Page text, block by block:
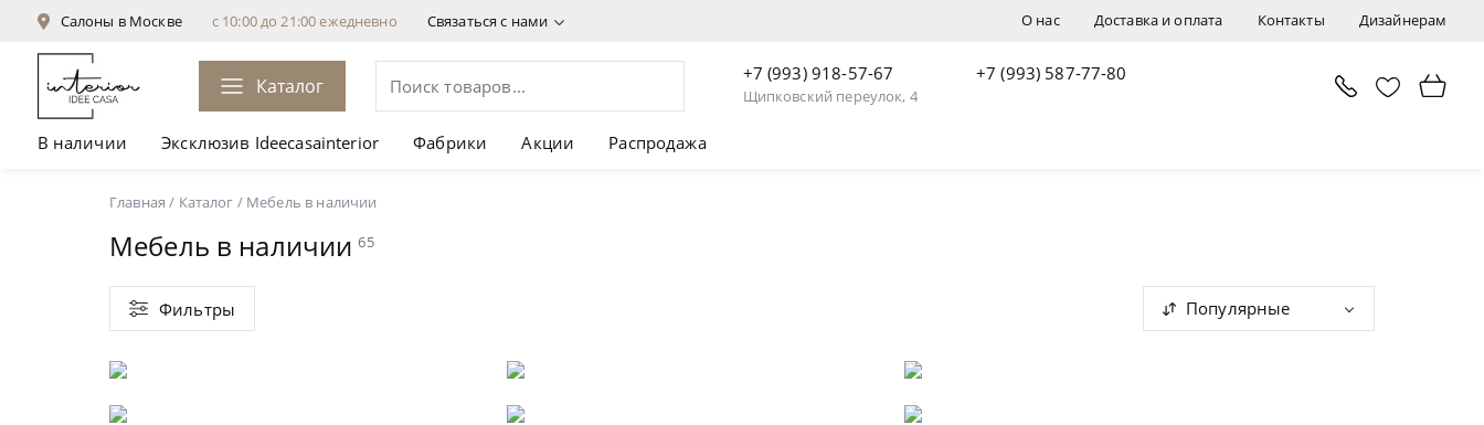
О нас Доставка и оплата Контакты Дизайнерам
Салоны в Москве с 10:00 до 21:00 ежедневно Связаться с нами
Каталог
+7 (993) 918-57-67
Щипковский переулок, 4
+7 (993) 587-77-80
В наличии Эксклюзив Ideecasainterior Фабрики Акции Распродажа
Главная / Каталог / Мебель в наличии
Мебель в наличии 65
Фильтры Популярные